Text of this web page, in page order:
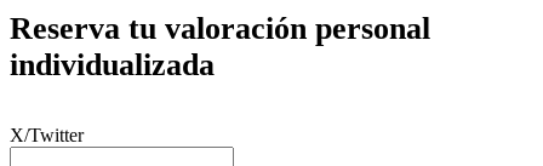
Reserva tu valoración personal
individualizada
X/Twitter